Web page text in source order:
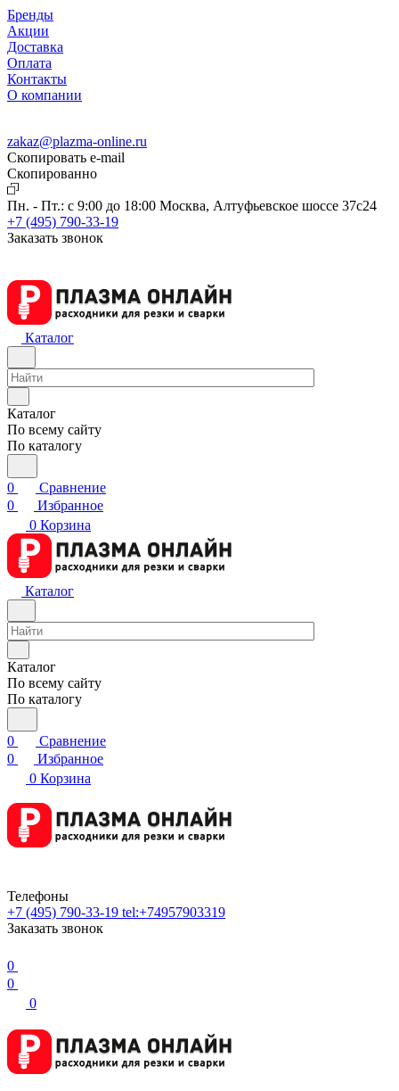
Бренды
Акции
Доставка
Оплата
Контакты
О компании
zakaz@plazma-online.ru
Скопировать e-mail
Cкопированно
Пн. - Пт.: с 9:00 до 18:00 Москва, Алтуфьевское шоссе 37с24
+7 (495) 790-33-19
Заказать звонок
Каталог
Каталог
По всему сайту
По каталогу
0
Сравнение
0
Избранное
0 Корзина
Каталог
Каталог
По всему сайту
По каталогу
0
Сравнение
0
Избранное
0 Корзина
Телефоны
+7 (495) 790-33-19 tel:+74957903319
Заказать звонок
0
0
0